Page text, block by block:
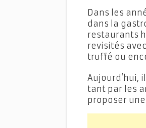
Dans les
dans la
restaurants
revisités
truffé ou
Aujourd’hui,
tant par les
proposer